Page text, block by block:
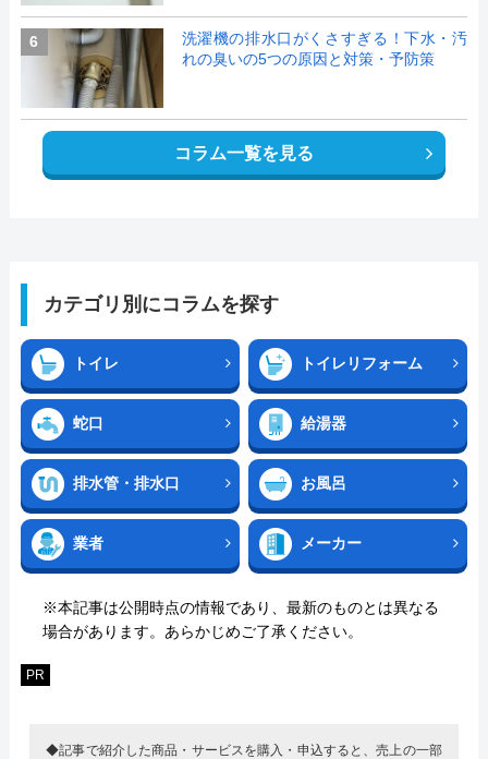
6
洗濯機の排水口がくさすぎる！下水・汚
れの臭いの5つの原因と対策・予防策
コラム一覧を見る
カテゴリ別にコラムを探す
トイレ トイレリフォーム
蛇口 給湯器
排水管・排水口 お風呂
業者 メーカー
※本記事は公開時点の情報であり、最新のものとは異なる
場合があります。あらかじめご了承ください。
PR
◆記事で紹介した商品・サービスを購入・申込すると、売上の一部